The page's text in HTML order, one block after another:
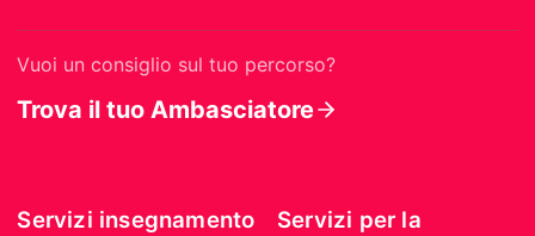
Vuoi un consiglio sul tuo percorso?
Trova il tuo Ambasciatore
Servizi insegnamento
Servizi per la